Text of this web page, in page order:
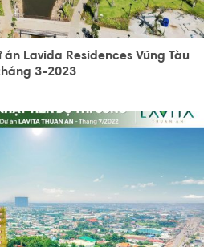
Lavida Residences Vũng Tàu
3-2023